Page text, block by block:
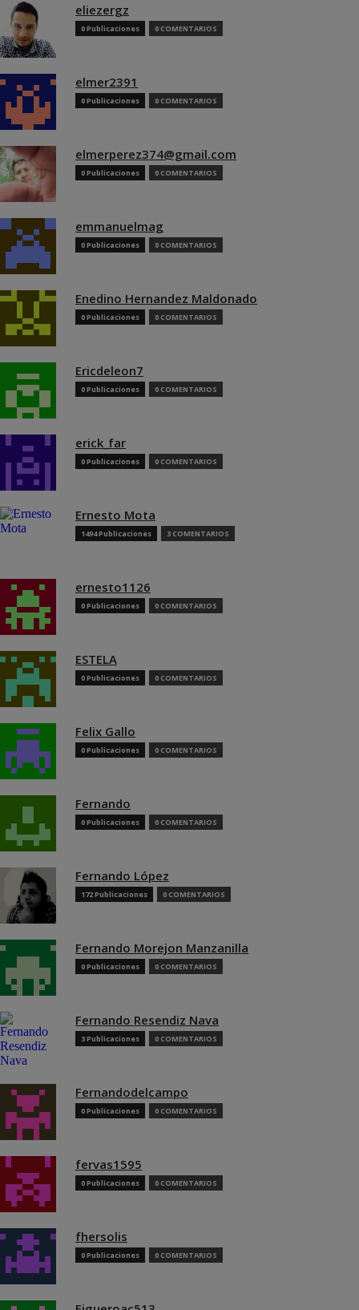
eliezergz
0 Publicaciones 0 COMENTARIOS
elmer2391
0 Publicaciones 0 COMENTARIOS
elmerperez374@gmail.com
0 Publicaciones 0 COMENTARIOS
emmanuelmag
0 Publicaciones 0 COMENTARIOS
Enedino Hernandez Maldonado
0 Publicaciones 0 COMENTARIOS
Ericdeleon7
0 Publicaciones 0 COMENTARIOS
erick_far
0 Publicaciones 0 COMENTARIOS
Ernesto Mota
1494 Publicaciones 3 COMENTARIOS
ernesto1126
0 Publicaciones 0 COMENTARIOS
ESTELA
0 Publicaciones 0 COMENTARIOS
Felix Gallo
0 Publicaciones 0 COMENTARIOS
Fernando
0 Publicaciones 0 COMENTARIOS
Fernando López
172 Publicaciones 0 COMENTARIOS
Fernando Morejon Manzanilla
0 Publicaciones 0 COMENTARIOS
Fernando Resendiz Nava
3 Publicaciones 0 COMENTARIOS
Fernandodelcampo
0 Publicaciones 0 COMENTARIOS
fervas1595
0 Publicaciones 0 COMENTARIOS
fhersolis
0 Publicaciones 0 COMENTARIOS